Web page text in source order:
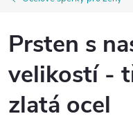
Prsten s
velikostí -
zlatá ocel